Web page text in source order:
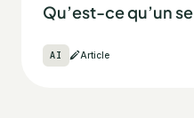
Qu’est-ce qu’un
AI Article